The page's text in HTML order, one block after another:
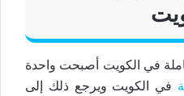
في الكويت أصبحت واحدة
في الكويت ويرجع ذلك إلى